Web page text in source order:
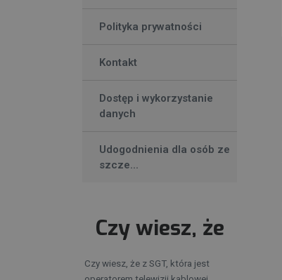
Polityka prywatności
Kontakt
Dostęp i wykorzystanie
danych
Udogodnienia dla osób ze
szcze...
Czy wiesz, że
Czy wiesz, że z SGT, która jest